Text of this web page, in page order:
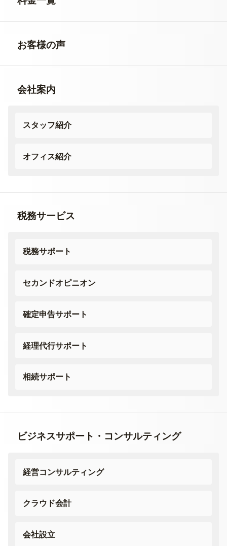
お客様の声
会社案内
スタッフ紹介
オフィス紹介
税務サービス
税務サポート
セカンドオピニオン
確定申告サポート
経理代行サポート
相続サポート
ビジネスサポート・ コンサルティング
経営コンサルティング
クラウド会計
会社設立